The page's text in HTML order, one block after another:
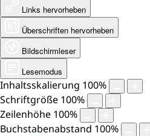
Links hervorheben
Überschriften hervorheben
Bildschirmleser
Lesemodus
Inhaltsskalierung 100%
Schriftgröße 100%
Zeilenhöhe 100%
Buchstabenabstand 100%